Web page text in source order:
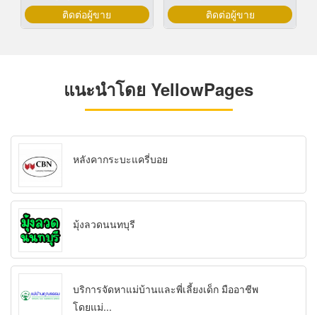
ติดต่อผู้ขาย ติดต่อผู้ขาย
แนะนำโดย YellowPages
หลังคากระบะแครี่บอย
มุ้งลวดนนทบุรี
บริการจัดหาแม่บ้านและพี่เลี้ยงเด็ก มืออาชีพ
โดยแม่...